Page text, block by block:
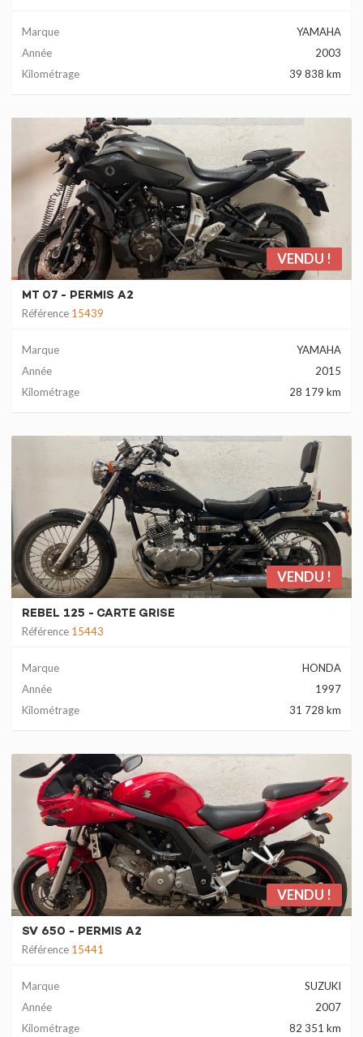
Marque
YAMAHA
Année
2003
Kilométrage
39 838 km
VENDU !
MT 07 - PERMIS A2
Référence 15439
Marque
YAMAHA
Année
2015
Kilométrage
28 179 km
VENDU !
REBEL 125 - CARTE GRISE
Référence 15443
Marque
HONDA
Année
1997
Kilométrage
31 728 km
VENDU !
SV 650 - PERMIS A2
Référence 15441
Marque
SUZUKI
Année
2007
Kilométrage
82 351 km